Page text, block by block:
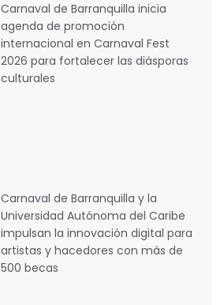
Carnaval de Barranquilla inicia
agenda de promoción
internacional en Carnaval Fest
2026 para fortalecer las diásporas
culturales
Carnaval de Barranquilla y la
Universidad Autónoma del Caribe
impulsan la innovación digital para
artistas y hacedores con más de
500 becas